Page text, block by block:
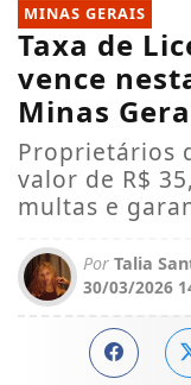
MINAS GERAIS
Taxa de
vence
Minas
Proprietários
valor de R$
multas e
Por Talia
30/03/2026